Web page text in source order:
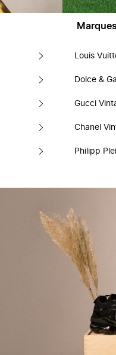
Louis
Dolce &
Gucci
Chanel
Philipp